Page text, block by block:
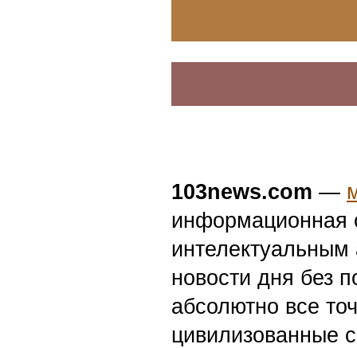
103news.com —
информационная
новости дня без
абсолютно все
цивилизованные